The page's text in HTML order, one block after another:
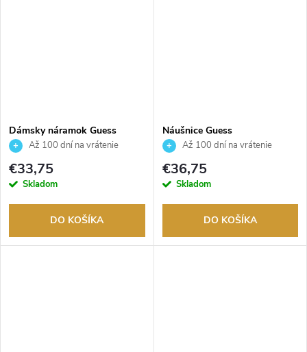
Dámsky náramok Guess
JUBB04144JWYGS
Až 100 dní na vrátenie
tovaru. Autorizovaný predajca.
€33,75
Skladom
DO KOŠÍKA
Náušnice Guess
JUBE03131JWRHT
Až 100 dní na vrátenie
tovaru. Autorizovaný predajca.
€36,75
Skladom
DO KOŠÍKA